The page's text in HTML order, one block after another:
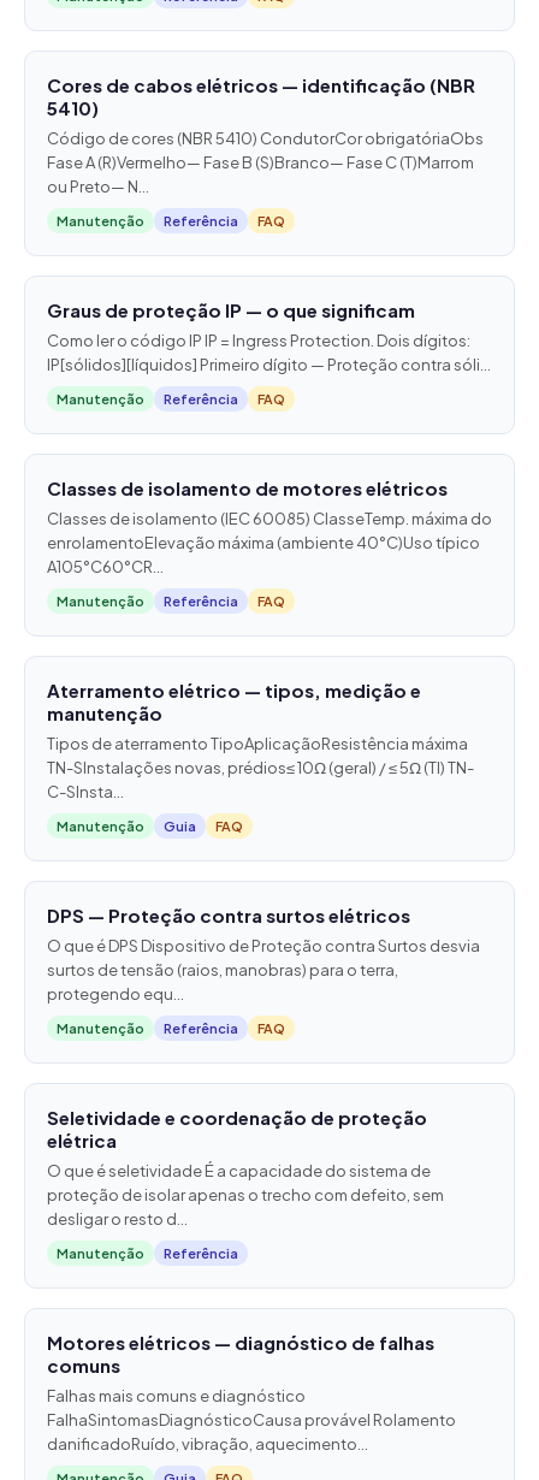
Cores de cabos elétricos — identificação (NBR
5410)
Código de cores (NBR 5410) CondutorCor obrigatóriaObs
Fase A (R)Vermelho— Fase B (S)Branco— Fase C (T)Marrom
ou Preto— N...
Manutenção Referência FAQ
Graus de proteção IP — o que significam
Como ler o código IP IP = Ingress Protection. Dois dígitos:
IP[sólidos][líquidos] Primeiro dígito — Proteção contra sóli...
Manutenção Referência FAQ
Classes de isolamento de motores elétricos
Classes de isolamento (IEC 60085) ClasseTemp. máxima do
enrolamentoElevação máxima (ambiente 40°C)Uso típico
A105°C60°CR...
Manutenção Referência FAQ
Aterramento elétrico — tipos, medição e
manutenção
Tipos de aterramento TipoAplicaçãoResistência máxima
TN-SInstalações novas, prédios≤ 10Ω (geral) / ≤ 5Ω (TI) TN-
C-SInsta...
Manutenção Guia FAQ
DPS — Proteção contra surtos elétricos
O que é DPS Dispositivo de Proteção contra Surtos desvia
surtos de tensão (raios, manobras) para o terra,
protegendo equ...
Manutenção Referência FAQ
Seletividade e coordenação de proteção
elétrica
O que é seletividade É a capacidade do sistema de
proteção de isolar apenas o trecho com defeito, sem
desligar o resto d...
Manutenção Referência
Motores elétricos — diagnóstico de falhas
comuns
Falhas mais comuns e diagnóstico
FalhaSintomasDiagnósticoCausa provável Rolamento
danificadoRuído, vibração, aquecimento...